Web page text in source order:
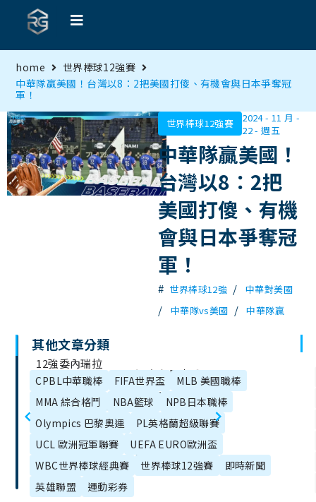
home
世界棒球12強賽
中華隊贏美國！台灣以8：2把美國打傻、有機會與日本爭奪冠
軍！
世界棒球12強賽
2024 - 11 月 -
22 - 週五
中華隊贏美國！
台灣以8：2把
美國打傻、有機
會與日本爭奪冠
軍！
# 世界棒球12強 / 中華對美國
/ 中華隊vs美國 / 中華隊贏
文
章
目
錄
12強委內瑞拉
日本關鍵對決
11/22登場！線
上看直播平
台、先發投手
整理
週六台日大戰
複賽18:00開打!
若打敗日本台
灣將前進冠軍
賽！
其他文章分類
CPBL中華職棒 FIFA世界盃
MLB 美國職棒
MMA 綜合格鬥
NBA籃球
NPB日本職棒
Olympics 巴黎奧運
PL英格蘭超級聯賽
UCL 歐洲冠軍聯賽
UEFA EURO歐洲盃
WBC世界棒球經典賽
世界棒球12強賽
即時新聞
英雄聯盟
運動彩券